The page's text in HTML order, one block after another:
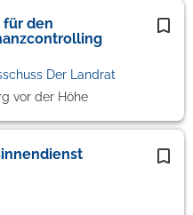
den
Der Landrat
vor der Höhe